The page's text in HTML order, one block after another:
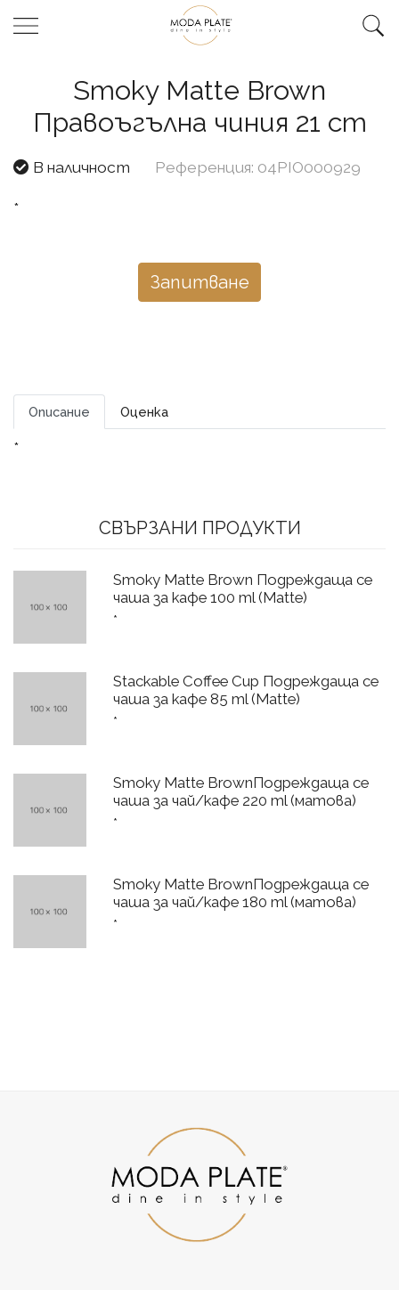
Smoky Matte Brown
Правоъгълна чиния 21 cm
В наличност Референция: 04PIO000929
*
Запитване
Описание Оценка
*
СВЪРЗАНИ ПРОДУКТИ
Smoky Matte Brown Подреждаща се
чаша за кафе 100 ml (Matte)
*
Stackable Coffee Cup Подреждаща се
чаша за кафе 85 ml (Matte)
*
Smoky Matte BrownПодреждаща се
чаша за чай/кафе 220 ml (матова)
*
Smoky Matte BrownПодреждаща се
чаша за чай/кафе 180 ml (матова)
*